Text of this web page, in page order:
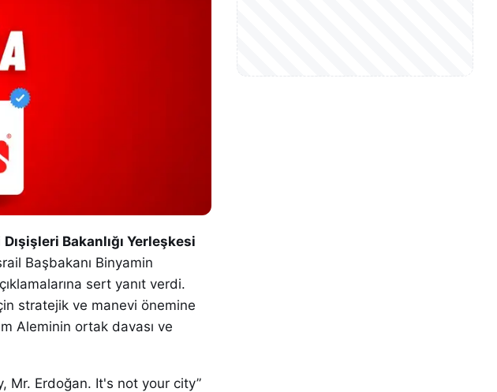
Dışişleri Bakanlığı Yerleşkesi
Başbakanı Binyamin
sert yanıt verdi.
stratejik ve manevi önemine
Aleminin ortak davası ve
Mr. Erdoğan. It's not your city”